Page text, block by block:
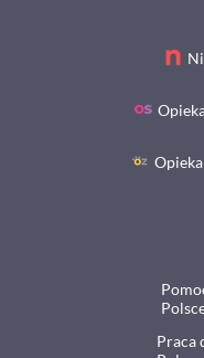
Praca